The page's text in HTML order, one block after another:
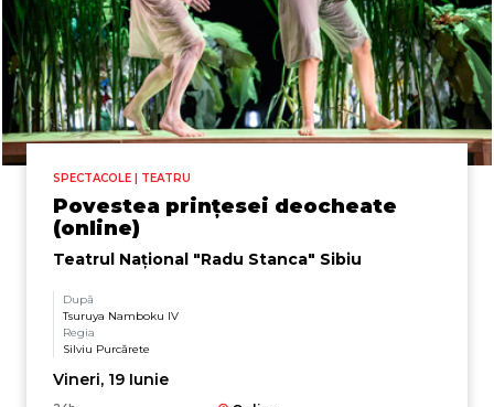
SPECTACOLE | TEATRU
Povestea prințesei deocheate
(online)
Teatrul Naţional "Radu Stanca" Sibiu
După
Tsuruya Namboku IV
Regia
Silviu Purcărete
Vineri, 19 Iunie